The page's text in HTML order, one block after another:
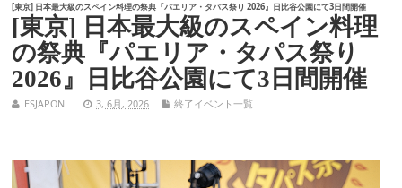
[東京] 日本最大級のスペイン料理の祭典『パエリア・タパス祭り 2026』日比谷公園にて3日間開催
[東京] 日本最大級のスペイン料理
の祭典『パエリア・タパス祭り
2026』日比谷公園にて3日間開催
ESJAPON 3, 6月, 2026 終了イベント一覧